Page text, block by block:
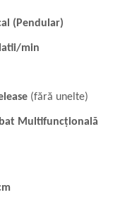
(Pendular)
min
(fără unelte)
Multifuncțională